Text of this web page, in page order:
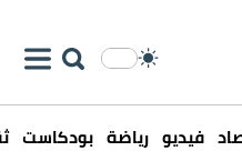
فيديو رياضة بودكاست